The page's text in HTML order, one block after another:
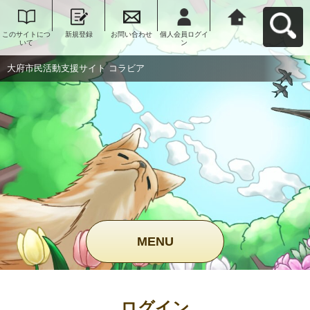
このサイトにつ
いて
新規登録 お問い合わせ
個人会員ログイ
ン
大府市民活動支
援サイト コラビ
アへ戻る
大府市民活動支援サイト コラビア
MENU